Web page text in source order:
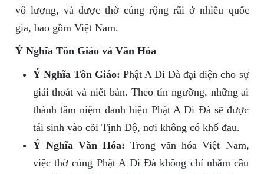
vô lượng, và được thờ cúng rộng rãi ở nhiều quốc
gia, bao gồm Việt Nam.
Ý Nghĩa Tôn Giáo và Văn Hóa
Ý Nghĩa Tôn Giáo: Phật A Di Đà đại diện cho sự
giải thoát và niết bàn. Theo tín ngưỡng, những ai
thành tâm niệm danh hiệu Phật A Di Đà sẽ được
tái sinh vào cõi Tịnh Độ, nơi không có khổ đau.
Ý Nghĩa Văn Hóa: Trong văn hóa Việt Nam,
việc thờ cúng Phật A Di Đà không chỉ nhằm cầu